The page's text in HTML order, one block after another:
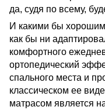
да, судя по всему,
И какими бы
как бы ни
комфортного
ортопедический
спального места и
классическом ее
матрасом является